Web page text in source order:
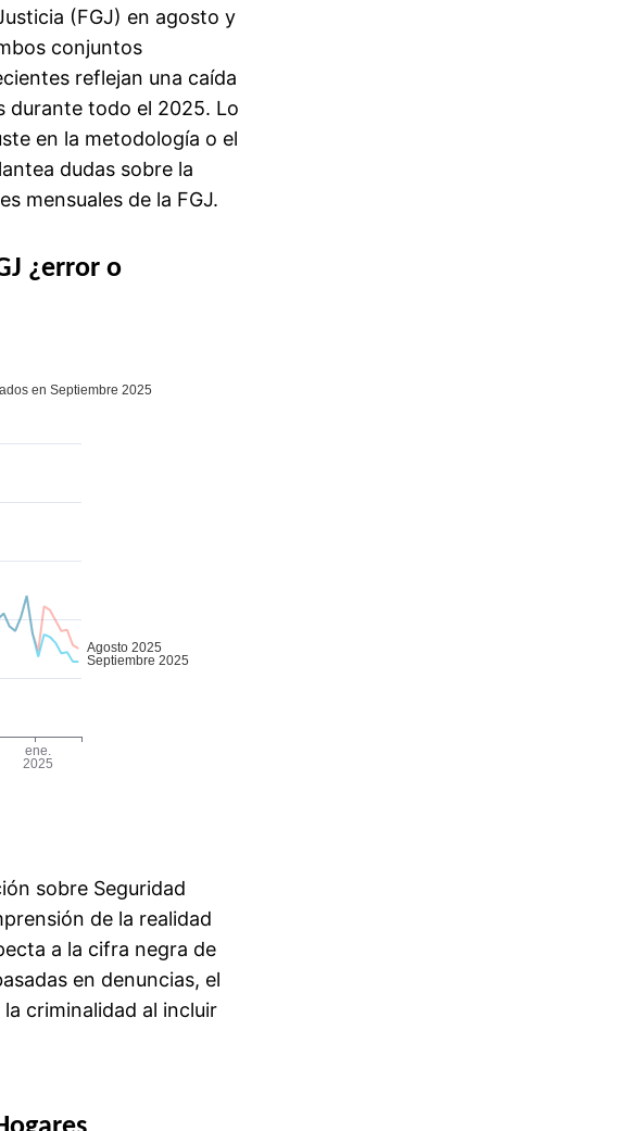
(FGJ) en agosto y
conjuntos
reflejan una caída
durante todo el 2025. Lo
en la metodología o el
dudas sobre la
mensuales de la FGJ.
¿error o
sobre Seguridad
de la realidad
a la cifra negra de
en denuncias, el
criminalidad al incluir